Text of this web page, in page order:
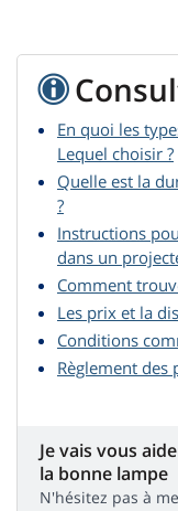
En quoi les
Lequel choisir ?
Quelle est la
?
Instructions
dans un
Comment
Les prix et la
Conditions
Règlement des
Je vais vous
la bonne lampe
N'hésitez pas à